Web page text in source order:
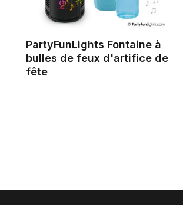
PartyFunLights Fontaine à
bulles de feux d'artifice de
fête